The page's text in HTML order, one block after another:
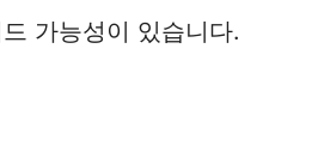
가능성이 있습니다.